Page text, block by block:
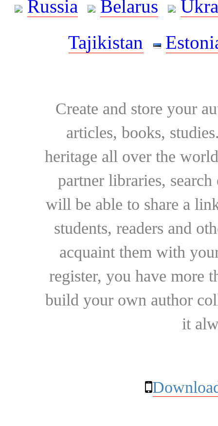
Russia
Belarus
Tajikistan
Create and store your
articles, books,
heritage all over the
partner libraries,
will be able to share a
students, readers and
acquaint them with
register, you have more
build your own author
it